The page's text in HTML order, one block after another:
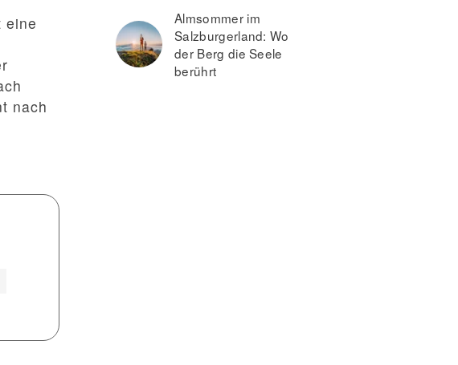
Almsommer im
Salzburgerland: Wo
der Berg die Seele
berührt
eine
nach